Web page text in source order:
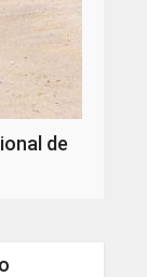
de